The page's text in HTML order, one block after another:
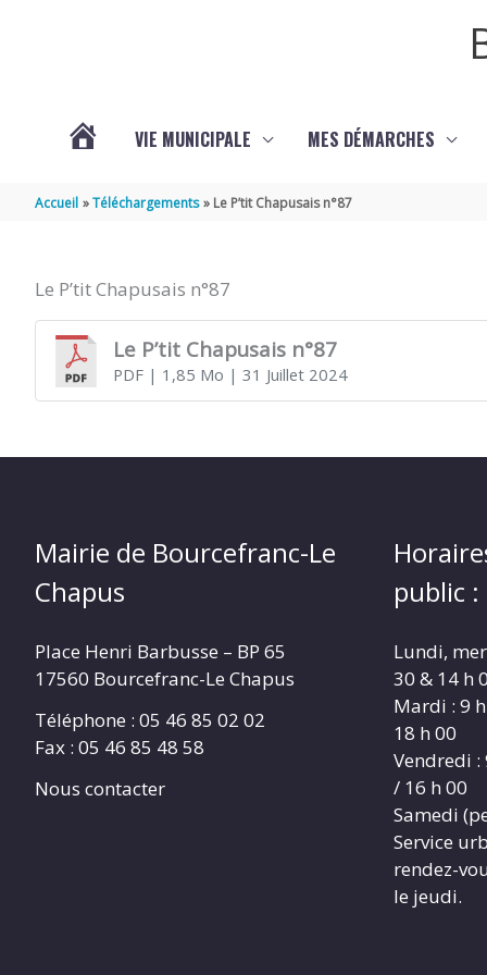
VIE MUNICIPALE MES DÉMARCHES
Accueil Téléchargements Le P’tit Chapusais n°87
Le P’tit Chapusais n°87
Le P’tit Chapusais n°87
PDF| 1,85 Mo | 31 Juillet 2024
Mairie de Bourcefranc-Le
Chapus
Place Henri Barbusse – BP 65
17560 Bourcefranc-Le Chapus
Téléphone : 05 46 85 02 02
Fax : 05 46 85 48 58
Nous contacter
public :
Lundi,
30 & 14 h
Mardi : 9
18 h 00
Vendredi :
/ 16 h 00
Samedi
Service
rendez-
le jeudi.